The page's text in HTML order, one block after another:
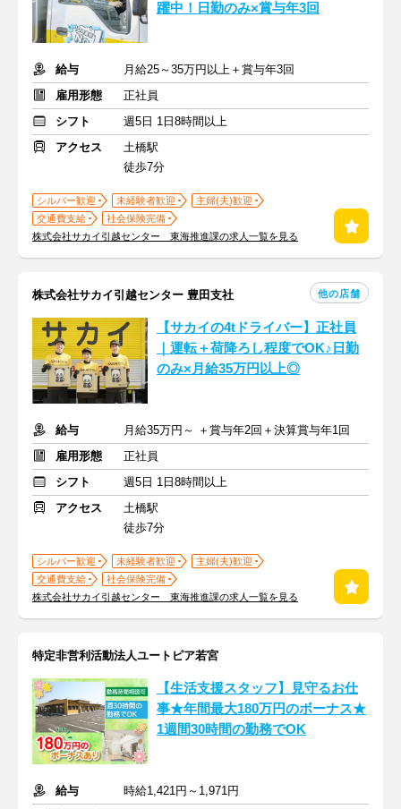
躍中！日勤のみ×賞与年3回
給与
月給25～35万円以上＋賞与年3回
雇用形態
正社員
シフト
週5日 1日8時間以上
アクセス
土橋駅
徒歩7分
シルバー歓迎 未経験者歓迎
主婦(夫)歓迎
交通費支給
社会保険完備
株式会社サカイ引越センター 東海推進課の求人一覧を見る
株式会社サカイ引越センター 豊田支社 他の店舗
【サカイの4tドライバー】正社員
｜運転＋荷降ろし程度でOK♪日勤
のみ×月給35万円以上◎
給与
月給35万円～ ＋賞与年2回＋決算賞与年1回
雇用形態
正社員
シフト
週5日 1日8時間以上
アクセス
土橋駅
徒歩7分
シルバー歓迎 未経験者歓迎
主婦(夫)歓迎
交通費支給
社会保険完備
株式会社サカイ引越センター 東海推進課の求人一覧を見る
特定非営利活動法人ユートピア若宮
【生活支援スタッフ】見守るお仕
事★年間最大180万円のボーナス★
1週間30時間の勤務でOK
給与
時給1,421円～1,971円